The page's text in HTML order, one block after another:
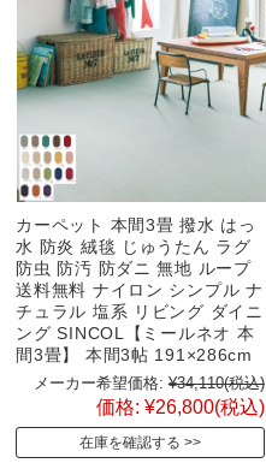
カーペット 本間3畳 撥水 はっ
水 防炎 絨毯 じゅうたん ラグ
防虫 防汚 防ダニ 無地 ループ
送料無料 ナイロン シンプル ナ
チュラル 塩系 リビング ダイニ
ング SINCOL【ミールネオ 本
間3畳】 本間3帖 191×286cm
メーカー希望価格: ¥34,110(税込)
価格: ¥26,800(税込)
在庫を確認する